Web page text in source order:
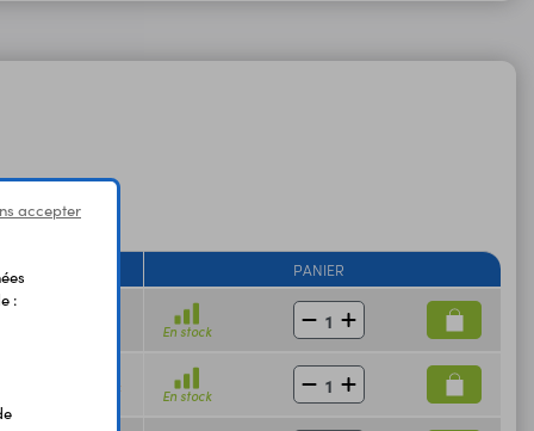
PANIER
En stock
TTC En stock
accepter
: